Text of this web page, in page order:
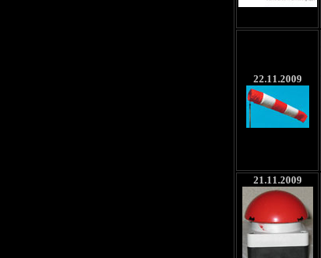
22.11.2009
21.11.2009